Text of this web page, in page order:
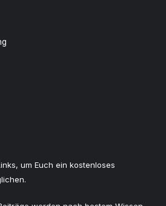
um Euch ein kostenloses